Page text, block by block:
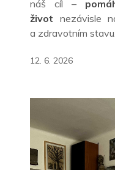
náš cíl –
život nezávisle
a zdravotním stavu.
12. 6. 2026